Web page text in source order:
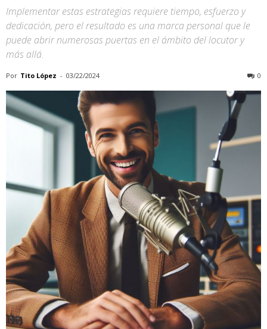
Implementar estas estrategias requiere tiempo, esfuerzo y
dedicación, pero el resultado es una marca personal que le
puede abrir numerosas puertas en el ámbito del locutor y
más allá.
Por Tito López - 03/22/2024 0